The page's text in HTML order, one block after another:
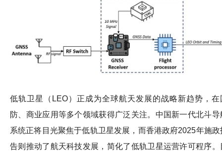
低轨卫星（LEO）正成为全球航天发展的战略新趋势，在
防、商业应用等多个领域获得广泛关注。中国新一代北斗导
系统正将目光聚焦于低轨卫星发展，而香港政府2025年施政
告则推动了航天科技发展，简化了低轨卫星运营许可程序。